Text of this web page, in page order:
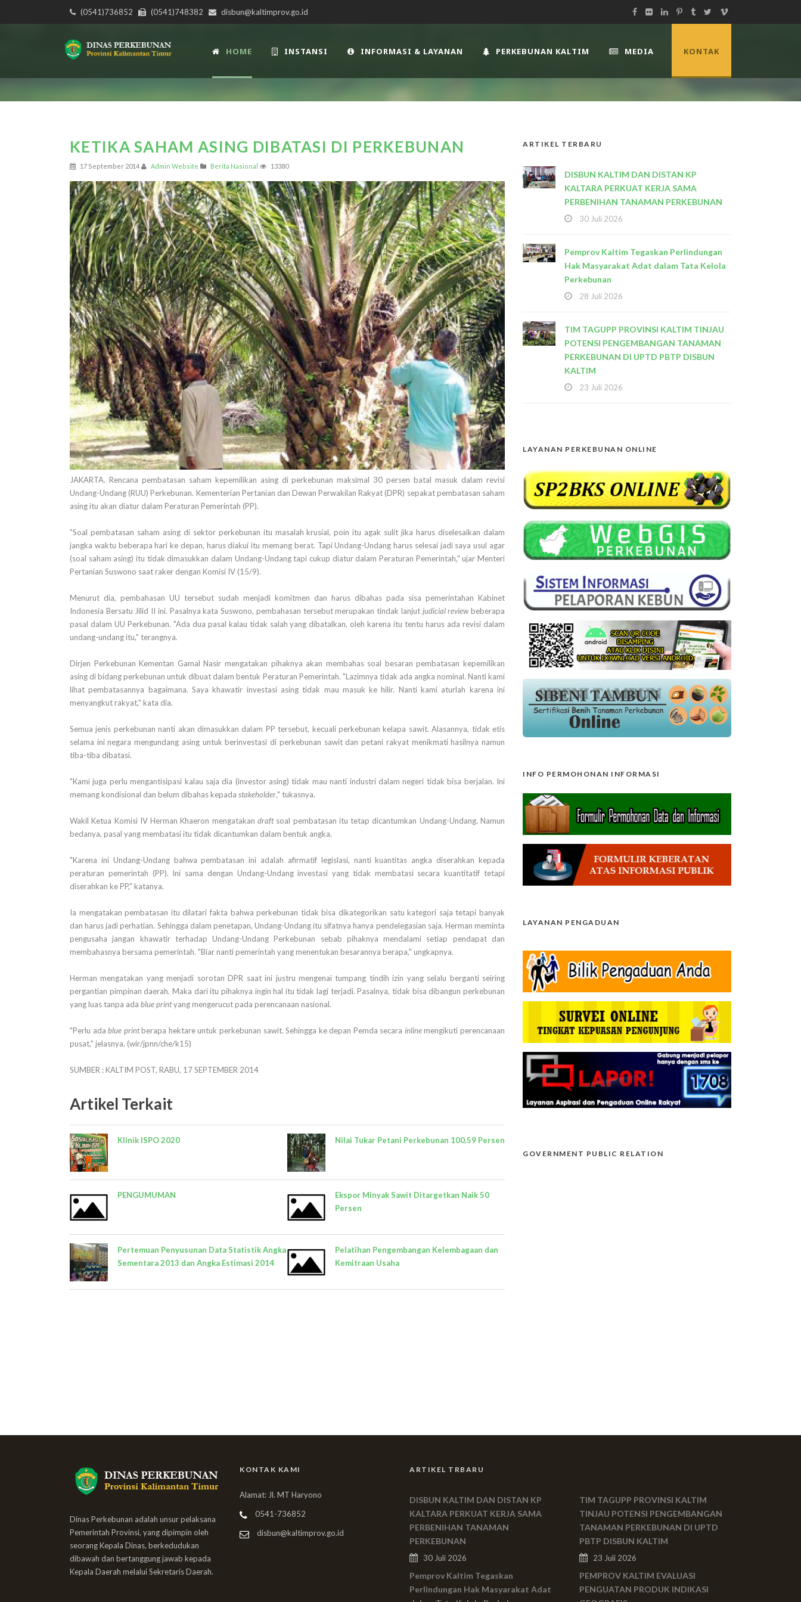
(0541)736852 (0541)748382 disbun@kaltimprov.go.id
HOME INSTANSI INFORMASI & LAYANAN PERKEBUNAN KALTIM MEDIA KONTAK
KETIKA SAHAM ASING DIBATASI DI PERKEBUNAN
17 September 2014 Admin Website Berita Nasional 13380
JAKARTA. Rencana pembatasan saham kepemilikan asing di perkebunan maksimal 30 persen batal masuk dalam revisi
Undang-Undang (RUU) Perkebunan. Kementerian Pertanian dan Dewan Perwakilan Rakyat (DPR) sepakat pembatasan saham
asing itu akan diatur dalam Peraturan Pemerintah (PP).
"Soal pembatasan saham asing di sektor perkebunan itu masalah krusial, poin itu agak sulit jika harus diselesaikan dalam
jangka waktu beberapa hari ke depan, harus diakui itu memang berat. Tapi Undang-Undang harus selesai jadi saya usul agar
(soal saham asing) itu tidak dimasukkan dalam Undang-Undang tapi cukup diatur dalam Peraturan Pemerintah," ujar Menteri
Pertanian Suswono saat raker dengan Komisi IV (15/9).
Menurut dia, pembahasan UU tersebut sudah menjadi komitmen dan harus dibahas pada sisa pemerintahan Kabinet
Indonesia Bersatu Jilid II ini. Pasalnya kata Suswono, pembahasan tersebut merupakan tindak lanjut judicial reviewbeberapa
pasal dalam UU Perkebunan. "Ada dua pasal kalau tidak salah yang dibatalkan, oleh karena itu tentu harus ada revisi dalam
undang-undang itu," terangnya.
Dirjen Perkebunan Kementan Gamal Nasir mengatakan pihaknya akan membahas soal besaran pembatasan kepemilikan
asing di bidang perkebunan untuk dibuat dalam bentuk Peraturan Pemerintah. "Lazimnya tidak ada angka nominal. Nanti kami
lihat pembatasannya bagaimana. Saya khawatir investasi asing tidak mau masuk ke hilir. Nanti kami aturlah karena ini
menyangkut rakyat," kata dia.
Semua jenis perkebunan nanti akan dimasukkan dalam PP tersebut, kecuali perkebunan kelapa sawit. Alasannya, tidak etis
selama ini negara mengundang asing untuk berinvestasi di perkebunan sawit dan petani rakyat menikmati hasilnya namun
tiba-tiba dibatasi.
"Kami juga perlu mengantisipasi kalau saja dia (investor asing) tidak mau nanti industri dalam negeri tidak bisa berjalan. Ini
memang kondisional dan belum dibahas kepada stakeholder," tukasnya.
Wakil Ketua Komisi IV Herman Khaeron mengatakan draftsoal pembatasan itu tetap dicantumkan Undang-Undang. Namun
bedanya, pasal yang membatasi itu tidak dicantumkan dalam bentuk angka.
"Karena ini Undang-Undang bahwa pembatasan ini adalah afirmatif legislasi, nanti kuantitas angka diserahkan kepada
peraturan pemerintah (PP). Ini sama dengan Undang-Undang investasi yang tidak membatasi secara kuantitatif tetapi
diserahkan ke PP," katanya.
Ia mengatakan pembatasan itu dilatari fakta bahwa perkebunan tidak bisa dikategorikan satu kategori saja tetapi banyak
dan harus jadi perhatian. Sehingga dalam penetapan, Undang-Undang itu sifatnya hanya pendelegasian saja. Herman meminta
pengusaha jangan khawatir terhadap Undang-Undang Perkebunan sebab pihaknya mendalami setiap pendapat dan
membahasnya bersama pemerintah. "Biar nanti pemerintah yang menentukan besarannya berapa," ungkapnya.
Herman mengatakan yang menjadi sorotan DPR saat ini justru mengenai tumpang tindih izin yang selalu berganti seiring
pergantian pimpinan daerah. Maka dari itu pihaknya ingin hal itu tidak lagi terjadi. Pasalnya, tidak bisa dibangun perkebunan
yang luas tanpa ada blue printyang mengerucut pada perencanaan nasional.
"Perlu adablue printberapa hektare untuk perkebunan sawit. Sehingga ke depan Pemda secara inlinemengikuti perencanaan
pusat," jelasnya. (wir/jpnn/che/k15)
SUMBER : KALTIM POST, RABU, 17 SEPTEMBER 2014
Artikel Terkait
Klinik ISPO 2020
PENGUMUMAN
Pertemuan Penyusunan Data Statistik Angka
Sementara 2013 dan Angka Estimasi 2014
Nilai Tukar Petani Perkebunan 100,59 Persen
Ekspor Minyak Sawit Ditargetkan Naik 50
Persen
Pelatihan Pengembangan Kelembagaan dan
Kemitraan Usaha
ARTIKEL TERBARU
DISBUN KALTIM DAN DISTAN KP
KALTARA PERKUAT KERJA SAMA
PERBENIHAN TANAMAN PERKEBUNAN
30 Juli 2026
Pemprov Kaltim Tegaskan Perlindungan
Hak Masyarakat Adat dalam Tata Kelola
Perkebunan
28 Juli 2026
TIM TAGUPP PROVINSI KALTIM TINJAU
POTENSI PENGEMBANGAN TANAMAN
PERKEBUNAN DI UPTD PBTP DISBUN
KALTIM
23 Juli 2026
LAYANAN PERKEBUNAN ONLINE
INFO PERMOHONAN INFORMASI
LAYANAN PENGADUAN
GOVERNMENT PUBLIC RELATION
Dinas Perkebunan adalah unsur pelaksana
Pemerintah Provinsi, yang dipimpin oleh
seorang Kepala Dinas, berkedudukan
dibawah dan bertanggung jawab kepada
Kepala Daerah melalui Sekretaris Daerah.
KONTAK KAMI
Alamat: Jl. MT Haryono
0541-736852
disbun@kaltimprov.go.id
ARTIKEL TRBARU
DISBUN KALTIM DAN DISTAN KP
KALTARA PERKUAT KERJA SAMA
PERBENIHAN TANAMAN
PERKEBUNAN
30 Juli 2026
Pemprov Kaltim Tegaskan
Perlindungan Hak Masyarakat Adat
TIM TAGUPP PROVINSI KALTIM
TINJAU POTENSI PENGEMBANGAN
TANAMAN PERKEBUNAN DI UPTD
PBTP DISBUN KALTIM
23 Juli 2026
PEMPROV KALTIM EVALUASI
PENGUATAN PRODUK INDIKASI